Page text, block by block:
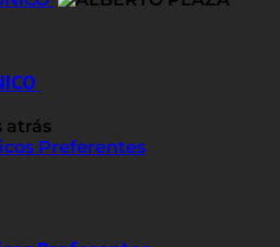
atrás
Preferentes